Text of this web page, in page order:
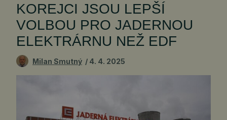
KOREJCI JSOU LEPŠÍ
VOLBOU PRO JADERNOU
ELEKTRÁRNU NEŽ EDF
Milan Smutný 4. 4. 2025